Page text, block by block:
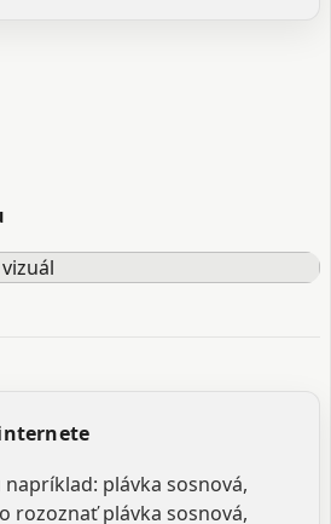
plávka sosnová,
rozoznať plávka sosnová,